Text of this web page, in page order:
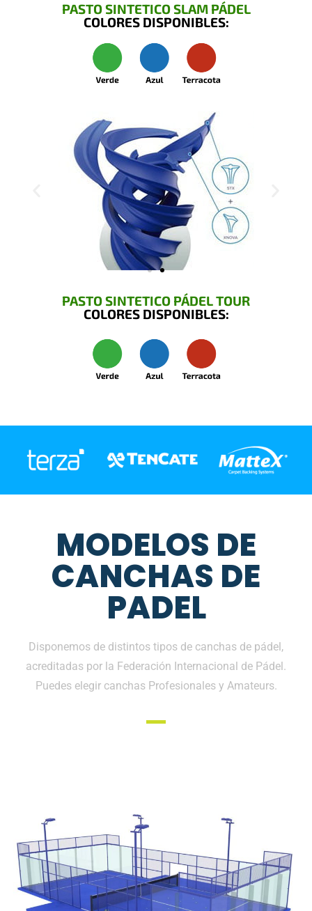
PASTO SINTETICO SLAM PÁDEL
COLORES DISPONIBLES:
PASTO SINTETICO PÁDEL TOUR
COLORES DISPONIBLES:
MODELOS DE
CANCHAS DE
PADEL
Disponemos de distintos tipos de canchas de pádel,
acreditadas por la Federación Internacional de Pádel.
Puedes elegir canchas Profesionales y Amateurs.